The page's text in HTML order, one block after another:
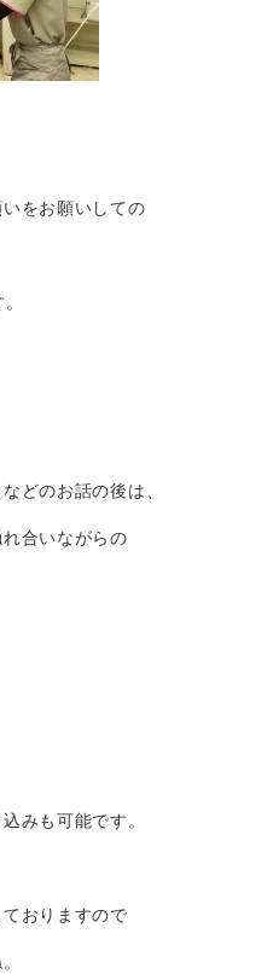
をお願いしての
どのお話の後は、
合いながらの
みも可能です。
おりますので